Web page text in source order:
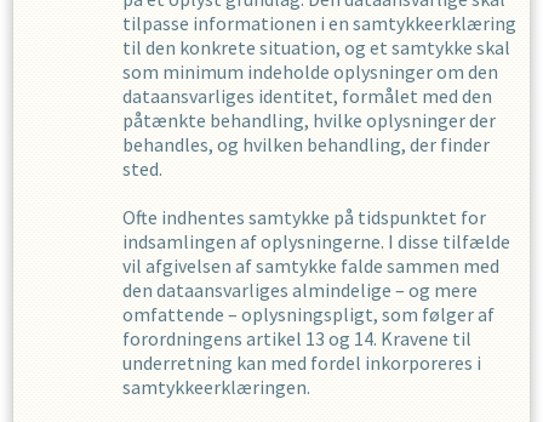
tilpasse informationen i en samtykkeerklæring
til den konkrete situation, og et samtykke skal
som minimum indeholde oplysninger om den
dataansvarliges identitet, formålet med den
påtænkte behandling, hvilke oplysninger der
behandles, og hvilken behandling, der finder
sted.
Ofte indhentes samtykke på tidspunktet for
indsamlingen af oplysningerne. I disse tilfælde
vil afgivelsen af samtykke falde sammen med
den dataansvarliges almindelige – og mere
omfattende – oplysningspligt, som følger af
forordningens artikel 13 og 14. Kravene til
underretning kan med fordel inkorporeres i
samtykkeerklæringen.